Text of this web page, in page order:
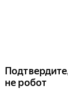
не робот